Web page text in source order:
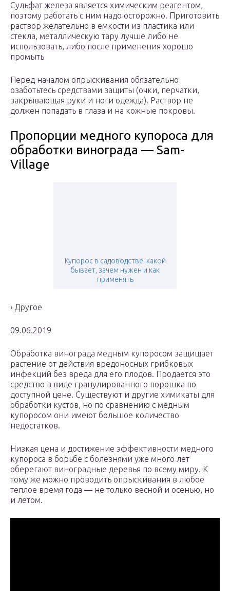
Сульфат железа является химическим реагентом,
поэтому работать с ним надо осторожно. Приготовить
раствор желательно в емкости из пластика или
стекла, металлическую тару лучше либо не
использовать, либо после применения хорошо
промыть
Перед началом опрыскивания обязательно
озаботьтесь средствами защиты (очки, перчатки,
закрывающая руки и ноги одежда). Раствор не
должен попадать в глаза и на кожные покровы.
Пропорции медного купороса для
обработки винограда — Sam-
Village
Купорос в садоводстве: какой
бывает, зачем нужен и как
применять
› Другое
09.06.2019
Обработка винограда медным купоросом защищает
растение от действия вредоносных грибковых
инфекций без вреда для его плодов. Продается это
средство в виде гранулированного порошка по
доступной цене. Существуют и другие химикаты для
обработки кустов, но по сравнению с медным
купоросом они имеют большое количество
недостатков.
Низкая цена и достижение эффективности медного
купороса в борьбе с болезнями уже много лет
оберегают виноградные деревья по всему миру. К
тому же можно проводить опрыскивания в любое
теплое время года — не только весной и осенью, но
и летом.